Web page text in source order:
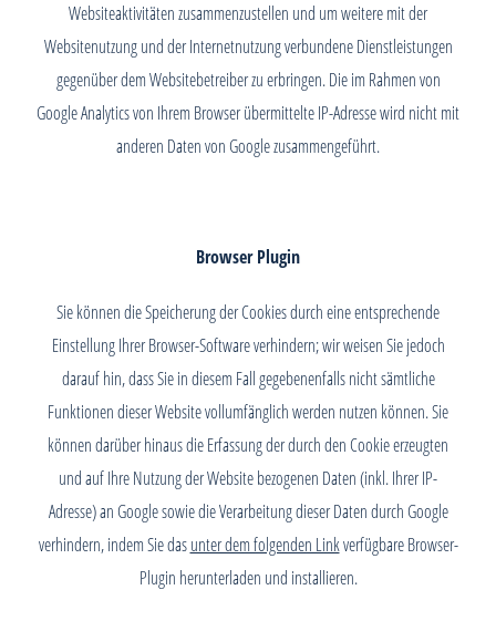
Websiteaktivitäten zusammenzustellen und um weitere mit der
Websitenutzung und der Internetnutzung verbundene Dienstleistungen
gegenüber dem Websitebetreiber zu erbringen. Die im Rahmen von
Google Analytics von Ihrem Browser übermittelte IP-Adresse wird nicht mit
anderen Daten von Google zusammengeführt.
Browser Plugin
Sie können die Speicherung der Cookies durch eine entsprechende
Einstellung Ihrer Browser-Software verhindern; wir weisen Sie jedoch
darauf hin, dass Sie in diesem Fall gegebenenfalls nicht sämtliche
Funktionen dieser Website vollumfänglich werden nutzen können. Sie
können darüber hinaus die Erfassung der durch den Cookie erzeugten
und auf Ihre Nutzung der Website bezogenen Daten (inkl. Ihrer IP-
Adresse) an Google sowie die Verarbeitung dieser Daten durch Google
verhindern, indem Sie dasunter dem folgenden Linkverfügbare Browser-
Plugin herunterladen und installieren.